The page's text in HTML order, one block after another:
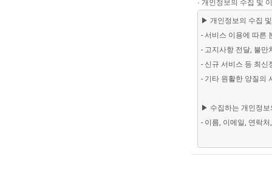
· 개인정보의 수집 및